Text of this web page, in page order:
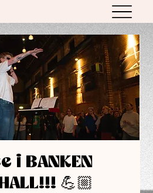
i BANKEN
💪🏼